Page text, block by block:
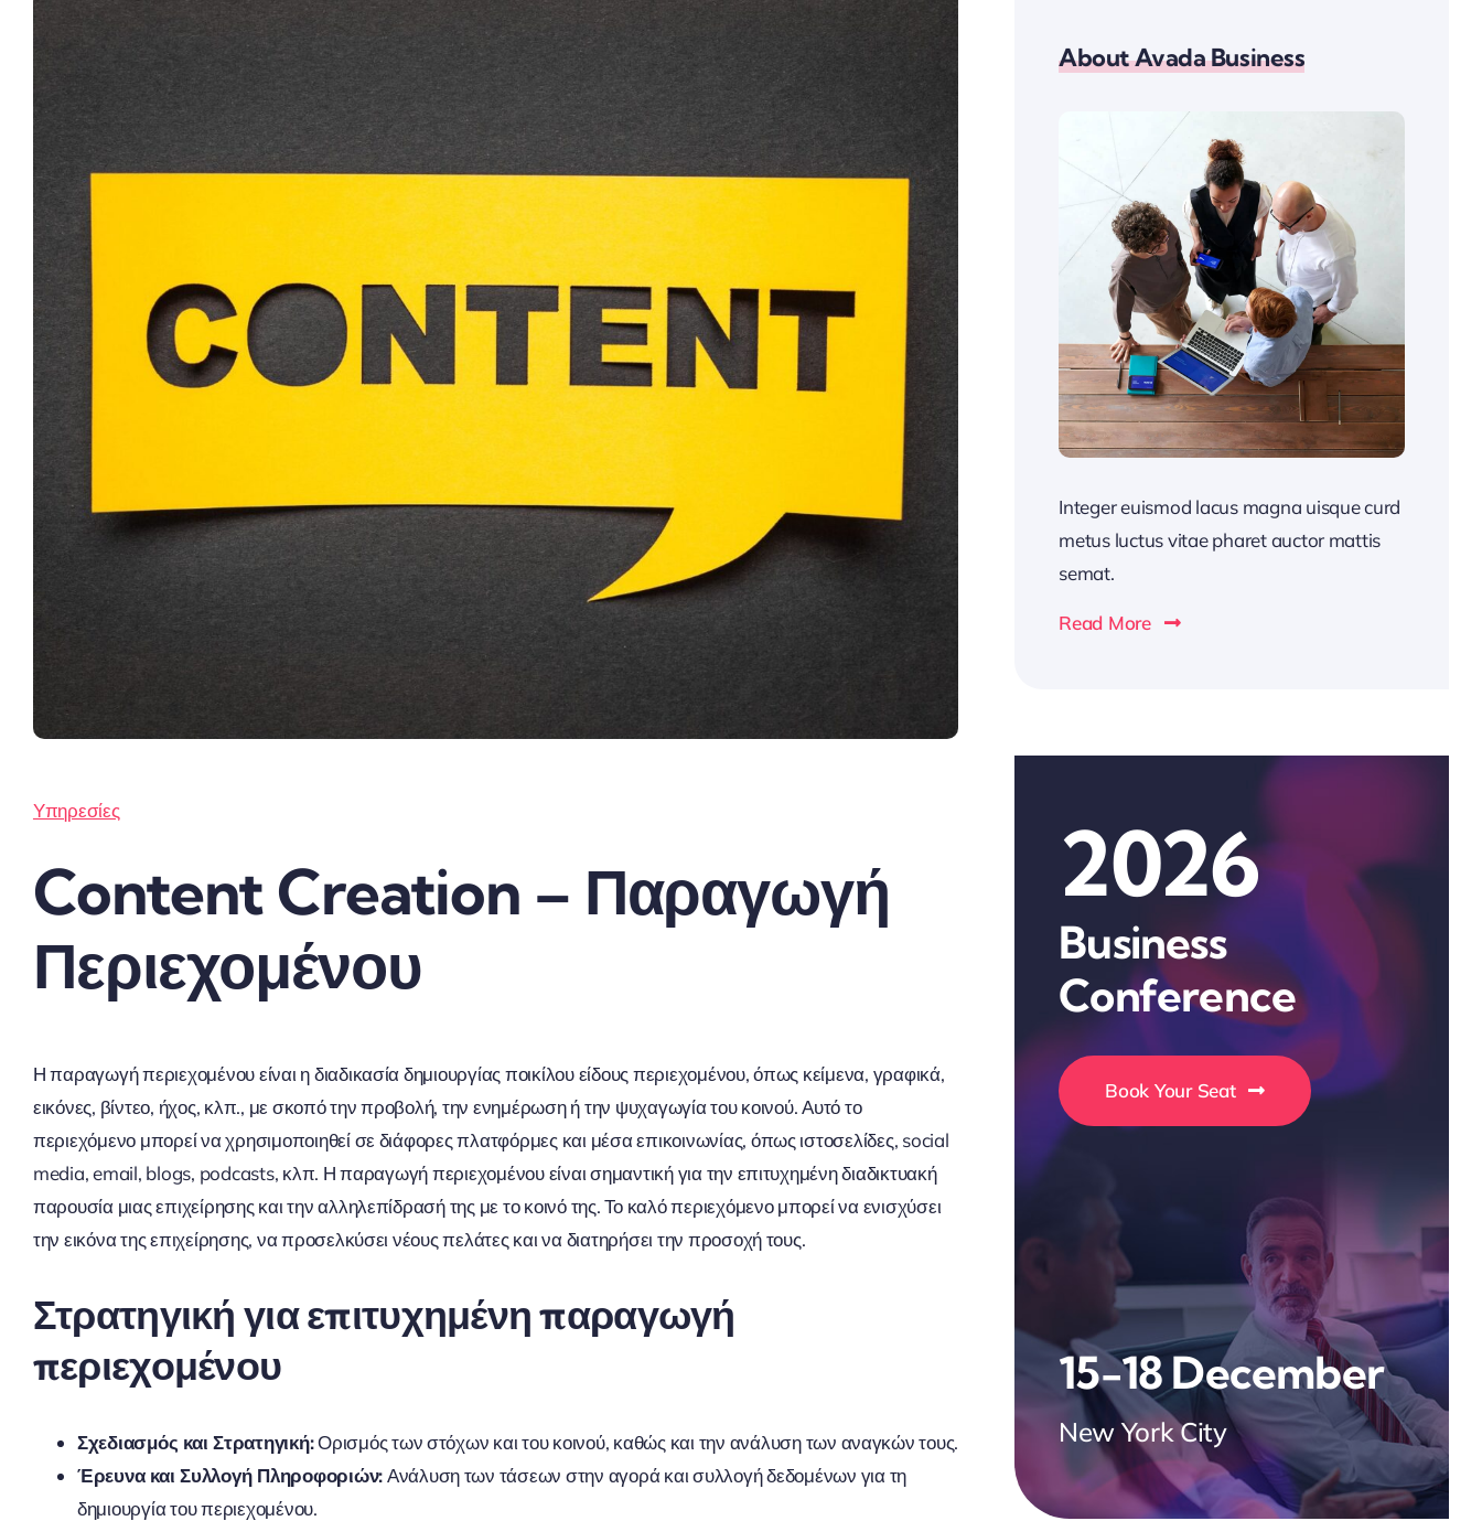
Υπηρεσίες
Content Creation – Παραγωγή
Περιεχομένου
Η παραγωγή περιεχομένου είναι η διαδικασία δημιουργίας ποικίλου είδους περιεχομένου, όπως κείμενα, γραφικά,
εικόνες, βίντεο, ήχος, κλπ., με σκοπό την προβολή, την ενημέρωση ή την ψυχαγωγία του κοινού. Αυτό το
περιεχόμενο μπορεί να χρησιμοποιηθεί σε διάφορες πλατφόρμες και μέσα επικοινωνίας, όπως ιστοσελίδες, social
media, email, blogs, podcasts, κλπ. Η παραγωγή περιεχομένου είναι σημαντική για την επιτυχημένη διαδικτυακή
παρουσία μιας επιχείρησης και την αλληλεπίδρασή της με το κοινό της. Το καλό περιεχόμενο μπορεί να ενισχύσει
την εικόνα της επιχείρησης, να προσελκύσει νέους πελάτες και να διατηρήσει την προσοχή τους.
Στρατηγική για επιτυχημένη παραγωγή
περιεχομένου
Σχεδιασμός και Στρατηγική:Ορισμός των στόχων και του κοινού, καθώς και την ανάλυση των αναγκών τους.
Έρευνα και Συλλογή Πληροφοριών:Ανάλυση των τάσεων στην αγορά και συλλογή δεδομένων για τη
δημιουργία του περιεχομένου.
About Avada Business
Integer euismod lacus magna uisque curd
metus luctus vitae pharet auctor mattis
semat.
Read More
2026
Business
Conference
Book Your Seat
15-18 December
New York City